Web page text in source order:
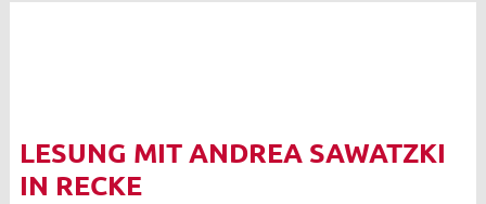
Fotos
Archiv
LESUNG MIT ANDREA SAWATZKI
IN RECKE